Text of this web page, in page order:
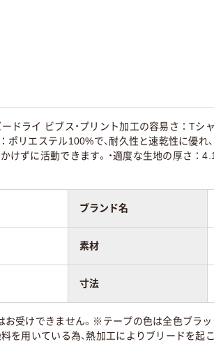
ドライ ビブス・プリント加工の容易さ：Tシ
ポリエステル100%で、耐久性と速乾性に優
けずに活動できます。・適度な生地の厚さ：
ブランド名
素材
寸法
お受けできません。※テープの色は全色ブラ
を用いている為、熱加工によりブリードを